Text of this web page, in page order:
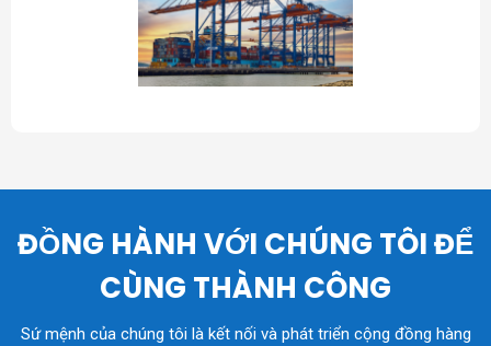
ĐỒNG HÀNH VỚI CHÚNG TÔI ĐỂ
CÙNG THÀNH CÔNG
Sứ mệnh của chúng tôi là kết nối và phát triển cộng đồng hàng